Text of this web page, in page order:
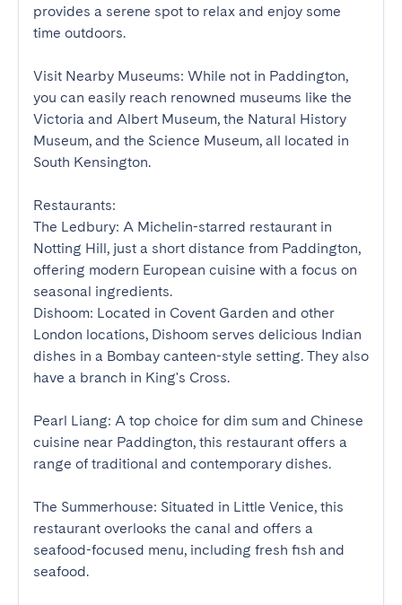
provides a serene spot to relax and enjoy some
time outdoors.
Visit Nearby Museums: While not in Paddington,
you can easily reach renowned museums like the
Victoria and Albert Museum, the Natural History
Museum, and the Science Museum, all located in
South Kensington.
Restaurants:
The Ledbury: A Michelin-starred restaurant in
Notting Hill, just a short distance from Paddington,
offering modern European cuisine with a focus on
seasonal ingredients.
Dishoom: Located in Covent Garden and other
London locations, Dishoom serves delicious Indian
dishes in a Bombay canteen-style setting. They also
have a branch in King's Cross.
Pearl Liang: A top choice for dim sum and Chinese
cuisine near Paddington, this restaurant offers a
range of traditional and contemporary dishes.
The Summerhouse: Situated in Little Venice, this
restaurant overlooks the canal and offers a
seafood-focused menu, including fresh fish and
seafood.